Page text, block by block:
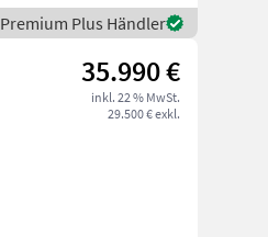
Premium Plus Händler
35.990 €
inkl. 22 % MwSt.
29.500 € exkl.